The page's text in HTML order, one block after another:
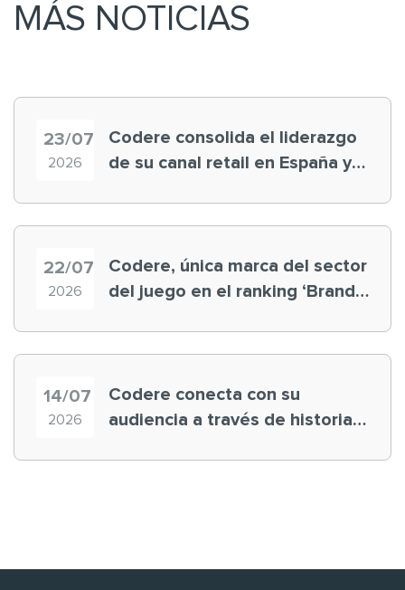
MÁS NOTICIAS
23/07
2026
Codere consolida el liderazgo
de su canal retail en España y
22/07
2026
Codere, única marca del sector
del juego en el ranking ‘Brand
14/07
2026
Codere conecta con su
audiencia a través de historias